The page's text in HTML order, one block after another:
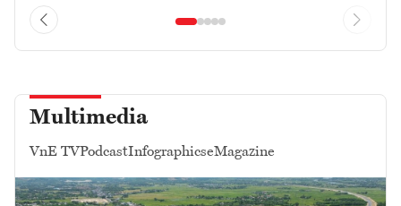
Multimedia
VnE TVPodcastInfographicseMagazine